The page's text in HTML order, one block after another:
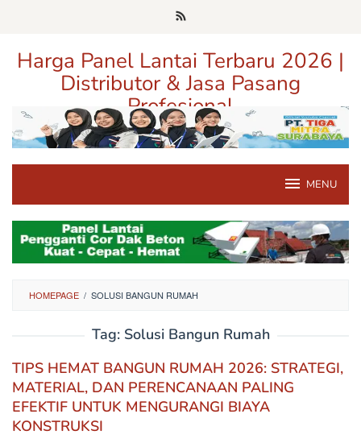
Harga Panel Lantai Terbaru 2026 |
Distributor & Jasa Pasang
Profesional
Pusat Informasi Harga, Distributor, dan Jasa Pasang Panel Lantai
Terpercaya di Jawa Timur
MENU
HOMEPAGE / SOLUSI BANGUN RUMAH
Tag: Solusi Bangun Rumah
TIPS HEMAT BANGUN RUMAH 2026: STRATEGI,
MATERIAL, DAN PERENCANAAN PALING
EFEKTIF UNTUK MENGURANGI BIAYA
KONSTRUKSI